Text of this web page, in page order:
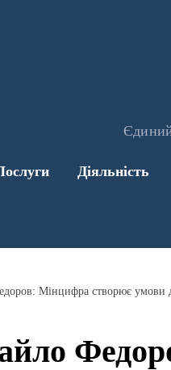
Діяльність
Мінцифра створює умови